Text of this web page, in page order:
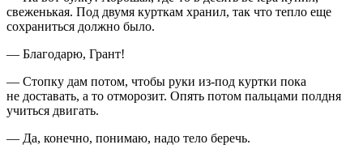
свеженькая. Под двумя курткам хранил, так что тепло еще
сохраниться должно было.
— Благодарю, Грант!
— Стопку дам потом, чтобы руки из-под куртки пока
не доставать, а то отморозит. Опять потом пальцами полдня
учиться двигать.
— Да, конечно, понимаю, надо тело беречь.